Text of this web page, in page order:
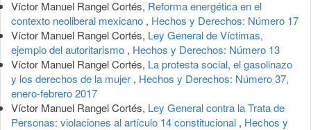
Víctor Manuel Rangel Cortés, Reforma energética en el
contexto neoliberal mexicano , Hechos y Derechos: Número 17
Víctor Manuel Rangel Cortés, Ley General de Víctimas,
ejemplo del autoritarismo , Hechos y Derechos: Número 13
Víctor Manuel Rangel Cortés, La protesta social, el gasolinazo
y los derechos de la mujer , Hechos y Derechos: Número 37,
enero-febrero 2017
Víctor Manuel Rangel Cortés, Ley General contra la Trata de
Personas: violaciones al artículo 14 constitucional , Hechos y